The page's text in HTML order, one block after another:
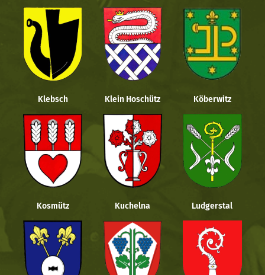
Klebsch Klein Hoschütz Köberwitz
Kosmütz Kuchelna Ludgerstal